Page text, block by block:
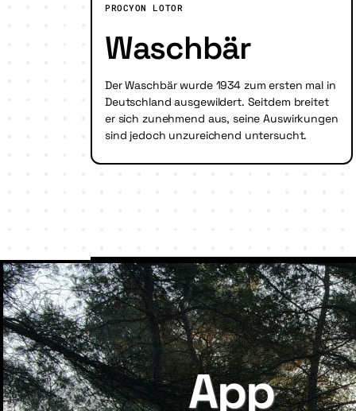
PROCYON LOTOR
Waschbär
Der Waschbär wurde 1934 zum ersten mal in
Deutschland ausgewildert. Seitdem breitet
er sich zunehmend aus, seine Auswirkungen
sind jedoch unzureichend untersucht.
App